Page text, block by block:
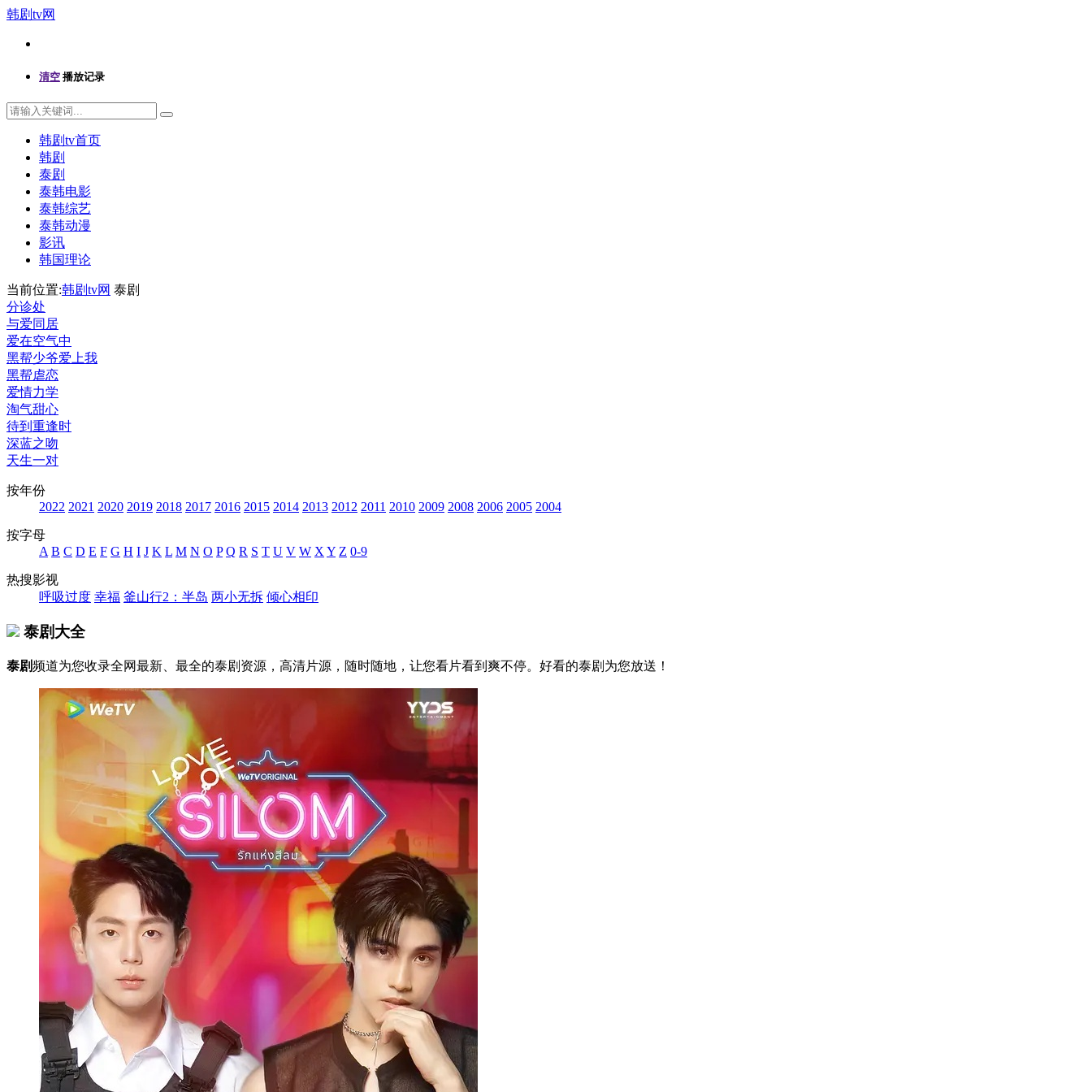
韩剧tv网
清空 播放记录
韩剧tv首页
韩剧
泰剧
泰韩电影
泰韩综艺
泰韩动漫
影讯
韩国理论
当前位置:韩剧tv网 泰剧
分诊处
与爱同居
爱在空气中
黑帮少爷爱上我
黑帮虐恋
爱情力学
淘气甜心
待到重逢时
深蓝之吻
天生一对
按年份
2022 2021 2020 2019 2018 2017 2016 2015 2014 2013 2012 2011 2010 2009 2008 2006 2005 2004
按字母
A B C D E F G H I J K L M N O P Q R S T U V W X Y Z 0-9
热搜影视
呼吸过度 幸福 釜山行2：半岛 两小无拆 倾心相印
泰剧大全
泰剧频道为您收录全网最新、最全的泰剧资源，高清片源，随时随地，让您看片看到爽不停。好看的泰剧为您放送！